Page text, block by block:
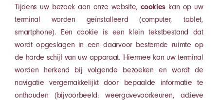
Tijdens uw bezoek aan onze website,cookies kan op uw
terminal worden geïnstalleerd (computer, tablet,
smartphone). Een cookie is een klein tekstbestand dat
wordt opgeslagen in een daarvoor bestemde ruimte op
de harde schijf van uw apparaat. Hiermee kan uw terminal
worden herkend bij volgende bezoeken en wordt de
navigatie vergemakkelijkt door bepaalde informatie te
onthouden (bijvoorbeeld: weergavevoorkeuren, actieve